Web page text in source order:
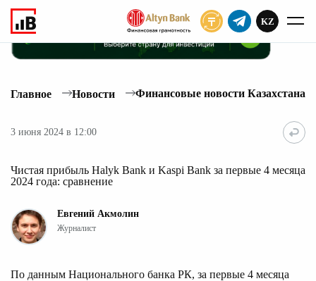
KZ
Главное Новости Финансовые новости Казахстана
3 июня 2024 в 12:00
Чистая прибыль Halyk Bank и Kaspi Bank за первые 4 месяца
2024 года: сравнение
Евгений Акмолин
Журналист
По данным Национального банка РК, за первые 4 месяца